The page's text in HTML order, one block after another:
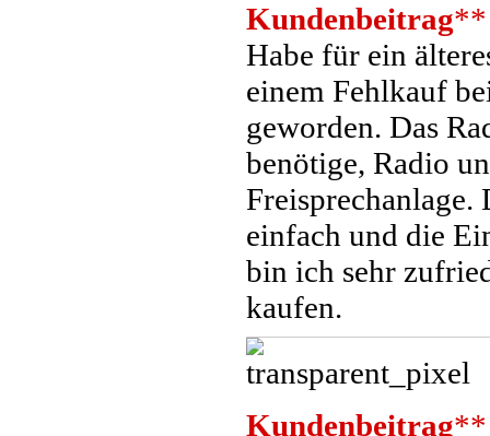
Kundenbeitrag**
Habe für ein
einem Fehlkauf
geworden. Das
benötige, Radio
einfach und die
bin ich sehr
kaufen.
Kundenbeitrag**